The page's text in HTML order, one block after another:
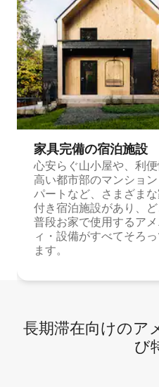
家具完備の宿⁠泊⁠施⁠設
心安らぐ山小屋や、利
高い都市部のマンショ
パートなど、さまざま
付き宿泊施設があり、
普段お家で使用するア
ィ・設備がすべてそろ
ます。
長期滞在向け⁠のア⁠
び